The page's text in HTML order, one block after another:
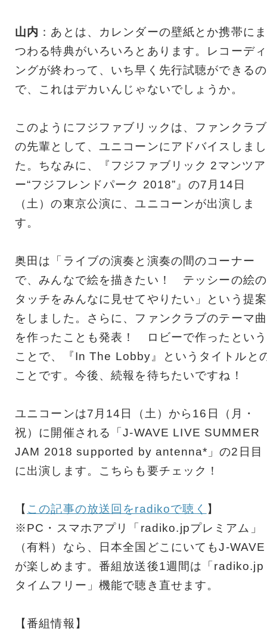
山内 ：あとは、カレンダーの壁紙とか携帯にま
つわる特典がいろいろとあります。レコーディ
ングが終わって、いち早く先行試聴ができるの
で、これはデカいんじゃないでしょうか。
このようにフジファブリックは、ファンクラブ
の先輩として、ユニコーンにアドバイスしまし
た。ちなみに、『フジファブリック 2マンツア
ー“フジフレンドパーク 2018”』の7月14日
（土）の東京公演に、ユニコーンが出演しま
す。
奥田は「ライブの演奏と演奏の間のコーナー
で、みんなで絵を描きたい！ テッシーの絵の
タッチをみんなに見せてやりたい」という提案
をしました。さらに、ファンクラブのテーマ曲
を作ったことも発表！ ロビーで作ったという
ことで、『In The Lobby』というタイトルと
ことです。今後、続報を待ちたいですね！
ユニコーンは7月14日（土）から16日（月・
祝）に開催される「J-WAVE LIVE SUMMER
JAM 2018 supported by antenna*」の2日目
に出演します。こちらも要チェック！
【 この記事の放送回をradikoで聴く 】
※PC・スマホアプリ「radiko.jpプレミアム」
（有料）なら、日本全国どこにいてもJ-WAVE
が楽しめます。番組放送後1週間は「radiko.jp
タイムフリー」機能で聴き直せます。
【番組情報】